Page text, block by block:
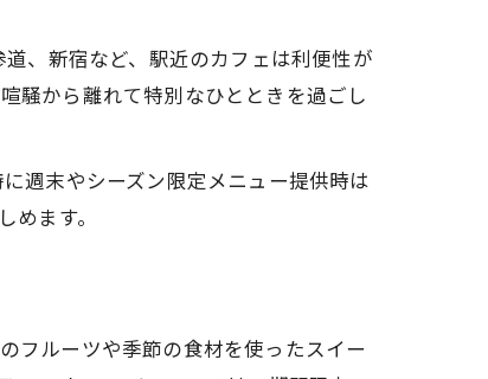
、新宿など、駅近のカフェは利便性が
騒から離れて特別なひとときを過ごし
週末やシーズン限定メニュー提供時は
ます。
フルーツや季節の食材を使ったスイー